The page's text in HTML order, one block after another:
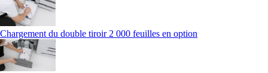
Chargement du double tiroir 2 000 feuilles en option